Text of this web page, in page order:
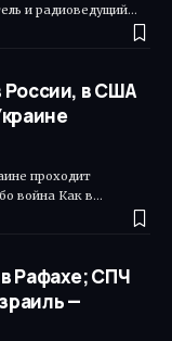
и радиоведущий…
России, в США
проходит
война Как в…
Рафахе; СПЧ
—